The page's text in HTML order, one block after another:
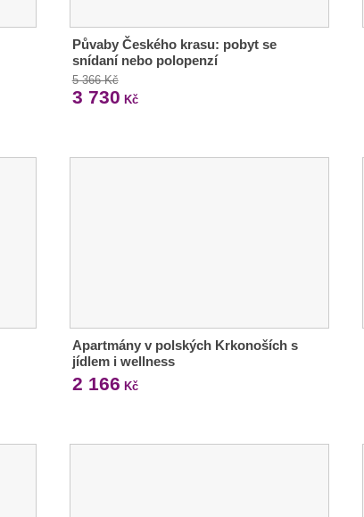
Půvaby Českého krasu: pobyt se
snídaní nebo polopenzí
5 366 Kč
3 730 Kč
Apartmány v polských Krkonoších s
jídlem i wellness
2 166 Kč